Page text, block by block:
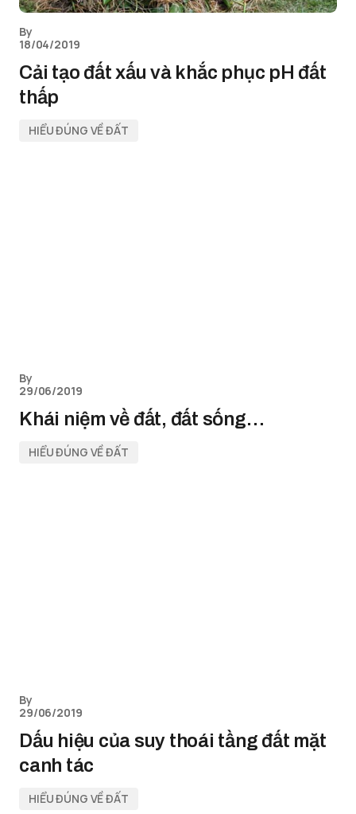
By
18/04/2019
Cải tạo đất xấu và khắc phục pH đất
thấp
HIỂU ĐÚNG VỀ ĐẤT
By
29/06/2019
Khái niệm về đất, đất sống…
HIỂU ĐÚNG VỀ ĐẤT
By
29/06/2019
Dấu hiệu của suy thoái tầng đất mặt
canh tác
HIỂU ĐÚNG VỀ ĐẤT